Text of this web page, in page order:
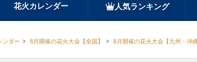
花火カレンダー 人気ランキング
ンダー 8月開催の花火大会【全国】 8月開催の花火大会【九州・沖縄